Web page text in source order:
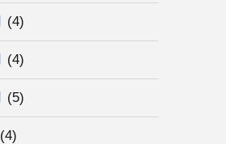
(4)
(4)
(5)
(4)